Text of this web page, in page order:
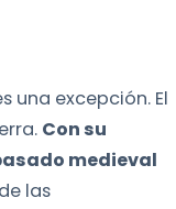
una excepción. El
Con su
medieval
las